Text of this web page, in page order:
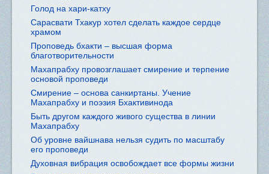
Голод на хари-катху
Сарасвати Тхакур хотел сделать каждое сердце
храмом
Проповедь бхакти – высшая форма
благотворительности
Махапрабху провозглашает смирение и терпение
основой проповеди
Смирение – основа санкиртаны. Учение
Махапрабху и поэзия Бхактивинода
Быть другом каждого живого существа в линии
Махапрабху
Об уровне вайшнава нельзя судить по масштабу
его проповеди
Духовная вибрация освобождает все формы жизни